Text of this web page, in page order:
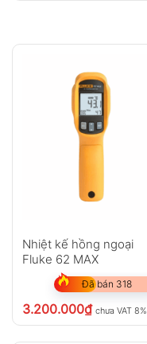
Nhiệt kế hồng ngoại
Fluke 62 MAX
Đã bán 318
3.200.000₫ chưa VAT 8%